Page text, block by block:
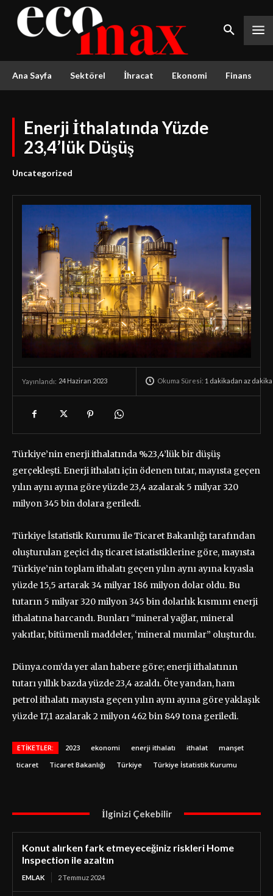
Ana Sayfa Sektörel İhracat Ekonomi Finans
Enerji İthalatında Yüzde
23,4’lük Düşüş
Uncategorized
Yayınlandı: 24 Haziran 2023 Okuma Süresi: 1 dakikadan az dakika
Türkiye’nin enerji ithalatında %23,4’lük bir düşüş
gerçekleşti. Enerji ithalatı için ödenen tutar, mayısta geçen
yılın aynı ayına göre yüzde 23,4 azalarak 5 milyar 320
milyon 345 bin dolara geriledi.
Türkiye İstatistik Kurumu ile Ticaret Bakanlığı tarafından
oluşturulan geçici dış ticaret istatistiklerine göre, mayısta
Türkiye’nin toplam ithalatı geçen yılın aynı ayına kıyasla
yüzde 15,5 artarak 34 milyar 186 milyon dolar oldu. Bu
tutarın 5 milyar 320 milyon 345 bin dolarlık kısmını enerji
ithalatına harcandı. Bunları “mineral yağlar, mineral
yakıtlar, bitümenli maddeler, ‘mineral mumlar” oluşturdu.
Dünya.com’da yer alan habere göre; enerji ithalatının
tutarı yıllık bazda yüzde 23,4 azaldı. Öte yandan, ham
petrol ithalatı mayısta geçen yılın aynı ayına göre yaklaşık
yüzde 17,1 azalarak 2 milyon 462 bin 849 tona geriledi.
ETIKETLER: 2023 ekonomi enerji ithalatı ithalat
manşet
ticaret
Ticaret Bakanlığı Türkiye Türkiye İstatistik Kurumu
İlginizi Çekebilir
Konut alırken fark etmeyeceğiniz riskleri Home
Inspection ile azaltın
EMLAK 2 Temmuz 2024